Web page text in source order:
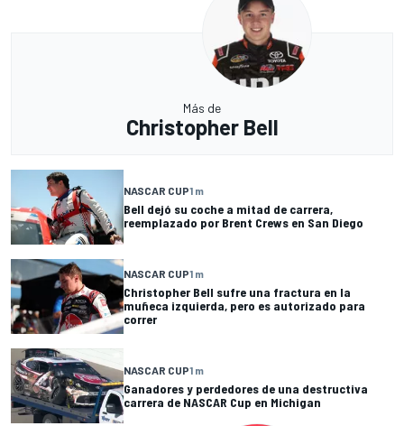
Más de
Christopher Bell
NASCAR CUP1 m
Bell dejó su coche a mitad de carrera,
reemplazado por Brent Crews en San Diego
NASCAR CUP1 m
Christopher Bell sufre una fractura en la
muñeca izquierda, pero es autorizado para
correr
NASCAR CUP1 m
Ganadores y perdedores de una destructiva
carrera de NASCAR Cup en Michigan